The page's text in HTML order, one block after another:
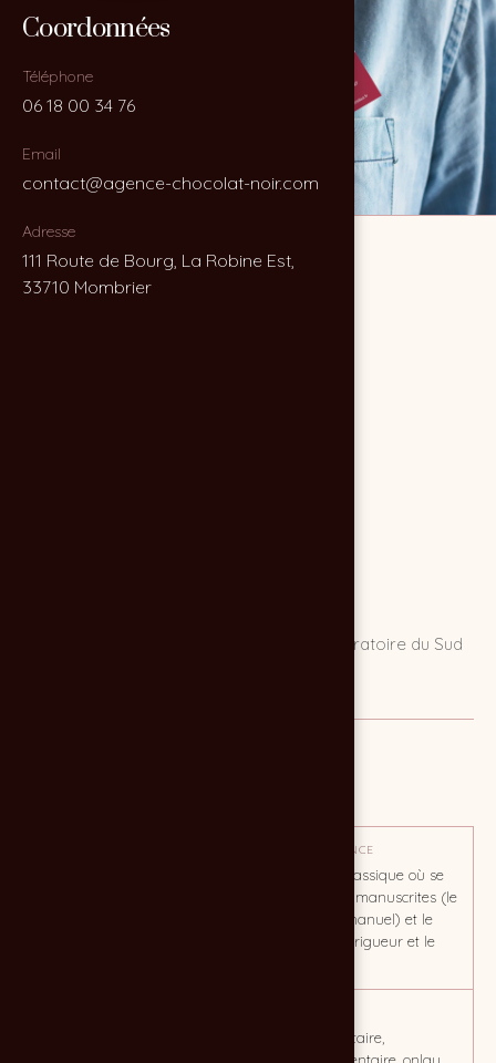
Coordonnées
Téléphone
06 18 00 34 76
Email
contact@agence-chocolat-noir.com
Adresse
111 Route de Bourg, La Robine Est,
33710 Mombrier
Coordonnées
Téléphone
06 18 00 34 76
Email
contact@agence-chocolat-noir.com
Adresse
111 Route de Bourg, La Robine Est,
33710 Mombrier
Création d'une carte de visite pour le Laboratoire du Sud
TON / AMBIANCE
Design très classique où se
mêlent typos manuscrites (le
savoir-faire manuel) et le
sans sérif (la rigueur et le
prothèse dentaire,
laboratoire dentaire, onlay,